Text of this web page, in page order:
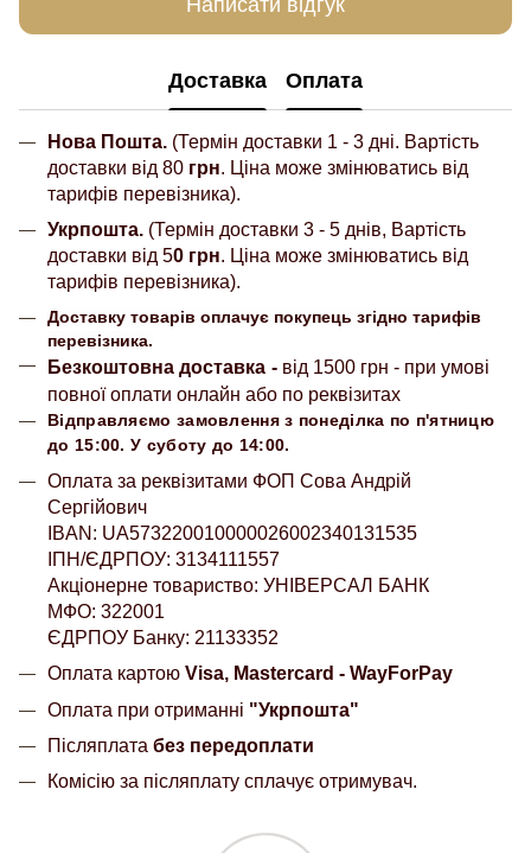
Написати відгук
Доставка Оплата
Нова Пошта. (Термін доставки 1 - 3 дні. Вартість
доставки від 80 грн. Ціна може змінюватись від
тарифів перевізника).
Укрпошта. (Термін доставки 3 - 5 днів, Вартість
доставки від 50 грн. Ціна може змінюватись від
тарифів перевізника).
Доставку товарів оплачує покупець згідно тарифів
перевізника.
Безкоштовна доставка - від 1500 грн - при умові
повної оплати онлайн або по реквізитах
Відправляємо замовлення з понеділка по п'ятницю
до 15:00. У суботу до 14:00.
Оплата за реквізитами ФОП Сова Андрій
Сергійович
IBAN: UA573220010000026002340131535
ІПН/ЄДРПОУ: 3134111557
Акціонерне товариство: УНІВЕРСАЛ БАНК
МФО: 322001
ЄДРПОУ Банку: 21133352
Оплата картою Visa, Mastercard - WayForPay
Оплата при отриманні "Укрпошта"
Післяплата без передоплати
Комісію за післяплату сплачує отримувач.